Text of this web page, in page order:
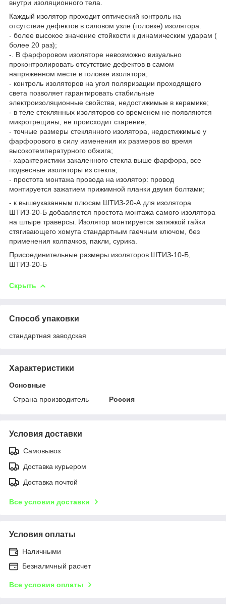
внутри изоляционного тела.
Каждый изолятор проходит оптический контроль на
отсутствие дефектов в силовом узле (головке) изолятора.
- более высокое значение стойкости к динамическим ударам (
более 20 раз);
-. В фарфоровом изоляторе невозможно визуально
проконтролировать отсутствие дефектов в самом
напряженном месте в головке изолятора;
- контроль изоляторов на угол поляризации проходящего
света позволяет гарантировать стабильные
электроизоляционные свойства, недостижимые в керамике;
- в теле стеклянных изоляторов со временем не появляются
микротрещины, не происходит старение;
- точные размеры стеклянного изолятора, недостижимые у
фарфорового в силу изменения их размеров во время
высокотемпературного обжига;
- характеристики закаленного стекла выше фарфора, все
подвесные изоляторы из стекла;
- простота монтажа провода на изолятор: провод
монтируется зажатием прижимной планки двумя болтами;
- к вышеуказанным плюсам ШТИЗ-20-А для изолятора
ШТИЗ-20-Б добавляется простота монтажа самого изолятора
на штыре траверсы. Изолятор монтируется затяжкой гайки
стягивающего хомута стандартным гаечным ключом, без
применения колпачков, пакли, сурика.
Присоединительные размеры изоляторов ШТИЗ-10-Б,
ШТИЗ-20-Б
Скрыть
Способ упаковки
стандартная заводская
Характеристики
Основные
Страна производитель
Россия
Условия доставки
Самовывоз
Доставка курьером
Доставка почтой
Все условия доставки
Условия оплаты
Наличными
Безналичный расчет
Все условия оплаты